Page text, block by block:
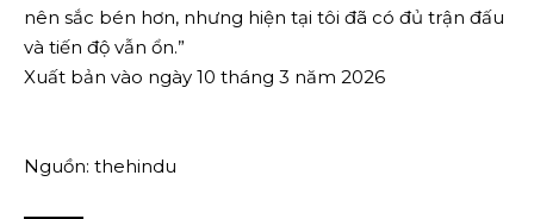
nên sắc bén hơn, nhưng hiện tại tôi đã có đủ trận đấu
và tiến độ vẫn ổn.”
Xuất bản vào ngày 10 tháng 3 năm 2026
Nguồn: thehindu